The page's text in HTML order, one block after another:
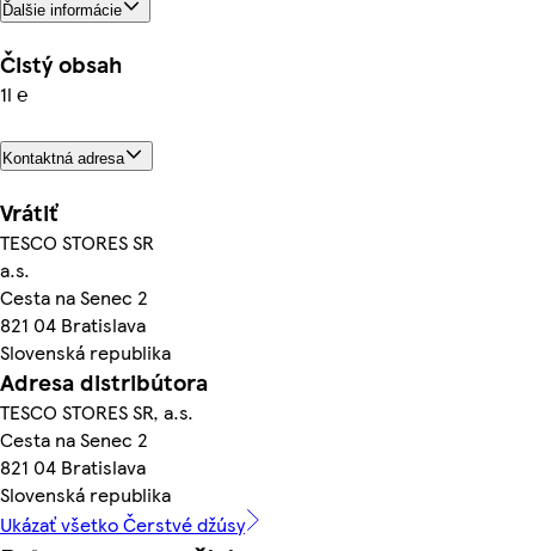
Ďalšie informácie
Čistý obsah
1l ℮
Kontaktná adresa
Vrátiť
TESCO STORES SR
a.s.
Cesta na Senec 2
821 04 Bratislava
Slovenská republika
Adresa distribútora
TESCO STORES SR, a.s.
Cesta na Senec 2
821 04 Bratislava
Slovenská republika
Ukázať všetko Čerstvé džúsy